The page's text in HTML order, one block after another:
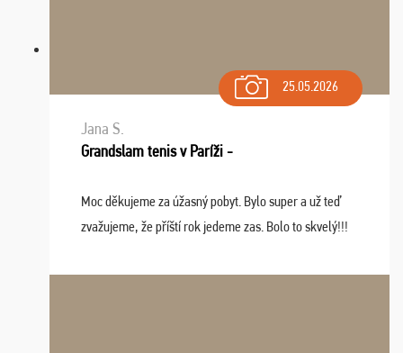
25.05.2026
Jana S.
Grandslam tenis v Paríži -
Moc děkujeme za úžasný pobyt. Bylo super a už teď
zvažujeme, že příští rok jedeme zas. Bolo to skvelý!!!